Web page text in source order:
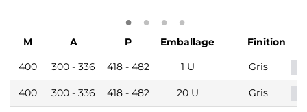
M A P Emballage
Finition
400
300 - 336 418 - 482 1 U Gris
400 300 - 336 418 - 482 20 U Gris